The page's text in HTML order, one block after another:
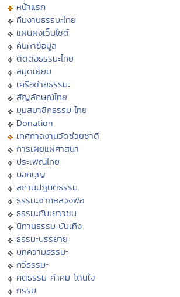
หน้าแรก
ทีมงานธรรมะไทย
แผนผังเว็บไซต์
ค้นหาข้อมูล
ติดต่อธรรมะไทย
สมุดเยี่ยม
เครือข่ายธรรมะ
สัญลักษณ์ไทย
มุมสมาชิกธรรมะไทย
Donation
เทศกาลงานวัดช่วยชาติ
การเผยแผ่ศาสนา
ประเพณีไทย
บอกบุญ
สถานปฏิบัติธรรม
ธรรมะจากหลวงพ่อ
ธรรมะกับเยาวชน
นิทานธรรมะบันเทิง
ธรรมะบรรยาย
บทความธรรมะ
กวีธรรมะ
คติธรรม คำคม โดนใจ
กรรม